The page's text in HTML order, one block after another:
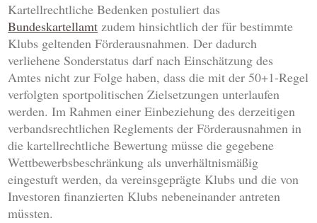
Kartellrechtliche Bedenken postuliert das
Bundeskartellamt zudem hinsichtlich der für bestimmte
Klubs geltenden Förderausnahmen. Der dadurch
verliehene Sonderstatus darf nach Einschätzung des
Amtes nicht zur Folge haben, dass die mit der 50+1-Regel
verfolgten sportpolitischen Zielsetzungen unterlaufen
werden. Im Rahmen einer Einbeziehung des derzeitigen
verbandsrechtlichen Reglements der Förderausnahmen in
die kartellrechtliche Bewertung müsse die gegebene
Wettbewerbsbeschränkung als unverhältnismäßig
eingestuft werden, da vereinsgeprägte Klubs und die von
Investoren finanzierten Klubs nebeneinander antreten
müssten.